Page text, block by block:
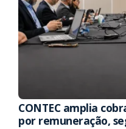
CONTEC amplia
por remuneração,